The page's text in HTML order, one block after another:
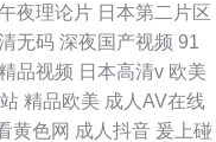
夜理论片 日本第二片区
无码 深夜国产视频 91
品视频 日本高清v 欧美
精品欧美 成人AV在线
黄色网 成人抖音 爰上碰